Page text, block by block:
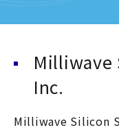
Milliwave
Inc.
Milliwave Silicon